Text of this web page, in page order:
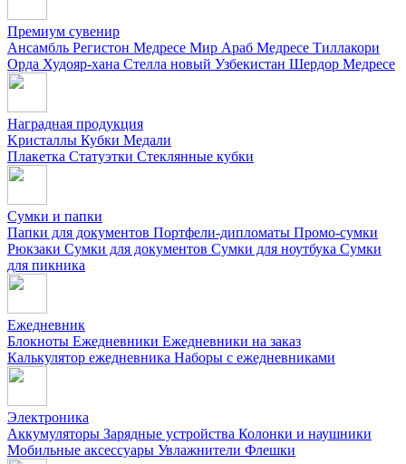
Премиум сувенир
Ансамбль Регистон Медресе Мир Араб Медресе Тиллакори
Орда Худояр-хана Стелла новый Узбекистан Шердор Медресе
Наградная продукция
Kристаллы Кубки Медали
Плакетка Статуэтки Стеклянные кубки
Сумки и папки
Папки для документов Портфели-дипломаты Промо-сумки
Рюкзаки Сумки для документов Сумки для ноутбука Сумки
для пикника
Ежедневник
Блокноты Ежедневники Ежедневники на заказ
Калькулятор ежедневника Наборы с ежедневниками
Электроника
Аккумуляторы Зарядные устройства Колонки и наушники
Мобильные аксессуары Увлажнители Флешки